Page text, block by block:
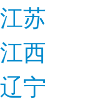
江苏
江西
辽宁